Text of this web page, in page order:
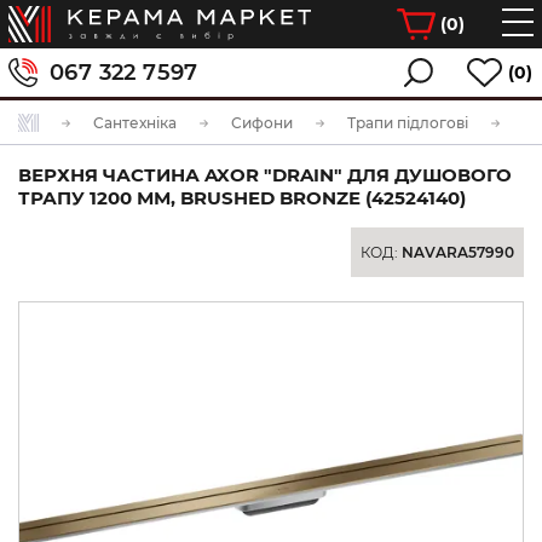
(0)
067 322 7597 (0)
Сантехніка Сифони Трапи підлогові
ВЕРХНЯ ЧАСТИНА AXOR "DRAIN" ДЛЯ ДУШОВОГО
ТРАПУ 1200 ММ, BRUSHED BRONZE (42524140)
КОД: NAVARA57990